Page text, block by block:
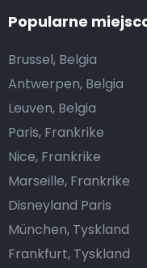
Popularne
Brussel, Belgia
Antwerpen, Belgia
Leuven, Belgia
Paris, Frankrike
Nice, Frankrike
Marseille, Frankrike
Disneyland Paris
München, Tyskland
Frankfurt, Tyskland